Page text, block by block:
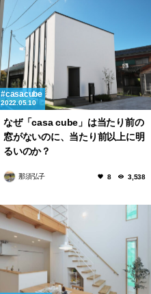
casacube
2022.05.10
なぜ「casa cube」は当たり前の
窓がないのに、当たり前以上に明
るいのか？
那須弘子 8 3,538